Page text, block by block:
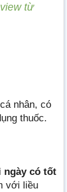
từ
nhân, có
thuốc.
ngày có tốt
với liều